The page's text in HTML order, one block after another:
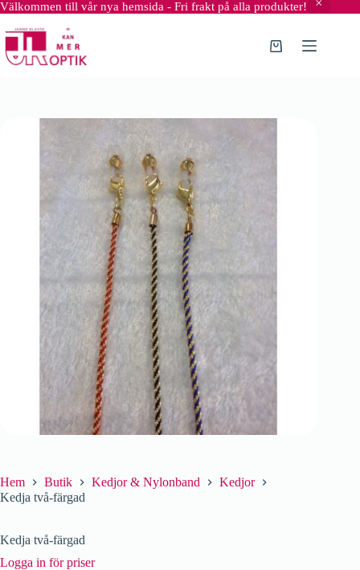
Välkommen till vår nya hemsida - Fri frakt på alla produkter!
till
innehåll
Varukorg
Hem Butik Kedjor & Nylonband
Kedjor
Kedja två-färgad
Kedja två-färgad
Logga in för priser